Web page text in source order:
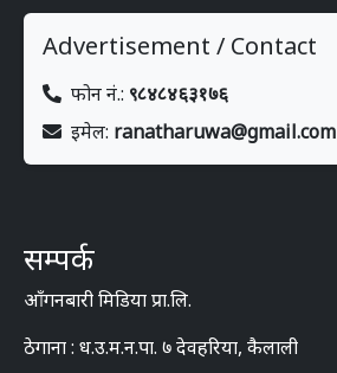
Advertisement / Contact
फोन नं.: ९८४८४६३१७६
इमेल: ranatharuwa@gmail.com
सम्पर्क
आँगनबारी मिडिया प्रा.लि.
ठेगाना : ध.उ.म.न.पा. ७ देवहरिया, कैलाली